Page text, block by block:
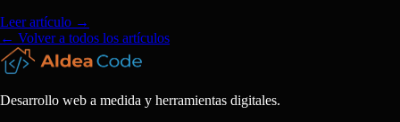
Leer artículo →
← Volver a todos los artículos
Desarrollo web a medida y herramientas digitales.